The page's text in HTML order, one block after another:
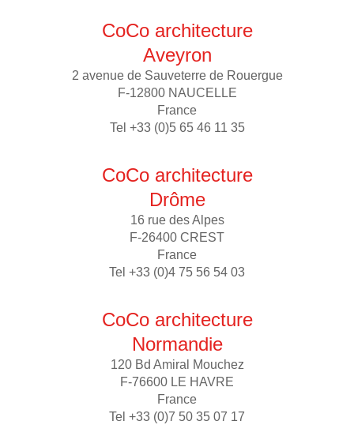
CoCo architecture
Aveyron
2 avenue de Sauveterre de Rouergue
F-12800 NAUCELLE
France
Tel +33 (0)5 65 46 11 35
CoCo architecture
Drôme
16 rue des Alpes
F-26400 CREST
France
Tel +33 (0)4 75 56 54 03
CoCo architecture
Normandie
120 Bd Amiral Mouchez
F-76600 LE HAVRE
France
Tel +33 (0)7 50 35 07 17